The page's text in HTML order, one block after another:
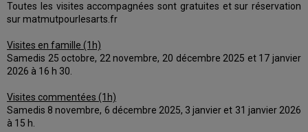
Toutes les visites accompagnées sont gratuites et sur réservation
sur matmutpourlesarts.fr
Visites en famille (1h)
Samedis 25 octobre, 22 novembre, 20 décembre 2025 et 17 janvier
2026 à 16 h 30.
Visites commentées (1h)
Samedis 8 novembre, 6 décembre 2025, 3 janvier et 31 janvier 2026
à 15 h.